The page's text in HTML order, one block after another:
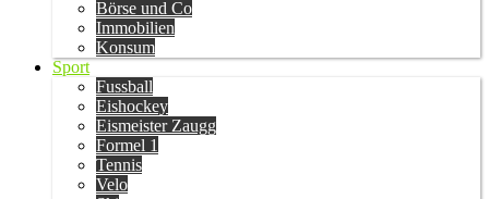
Börse und Co
Immobilien
Konsum
Sport
Fussball
Eishockey
Eismeister Zaugg
Formel 1
Tennis
Velo